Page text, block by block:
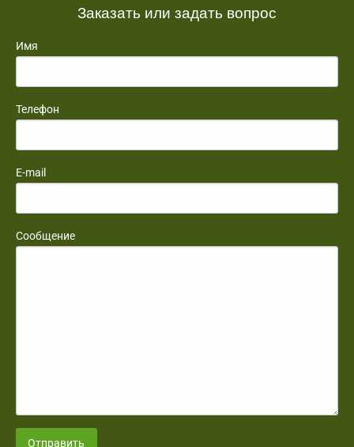
Заказать или задать вопрос
Имя
Телефон
E-mail
Сообщение
Отправить